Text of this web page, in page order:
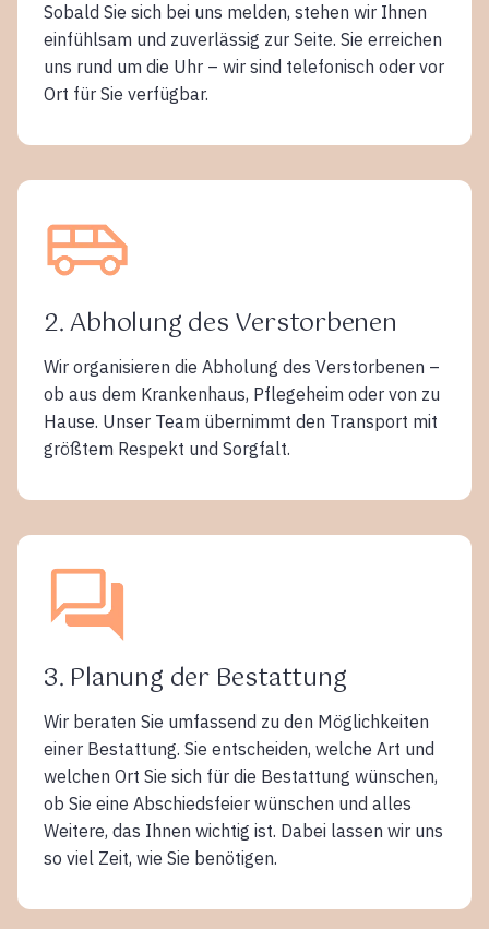
Sobald Sie sich bei uns melden, stehen wir Ihnen
einfühlsam und zuverlässig zur Seite. Sie erreichen
uns rund um die Uhr – wir sind telefonisch oder vor
Ort für Sie verfügbar.
2. Abholung des Verstorbenen
Wir organisieren die Abholung des Verstorbenen –
ob aus dem Krankenhaus, Pflegeheim oder von zu
Hause. Unser Team übernimmt den Transport mit
größtem Respekt und Sorgfalt.
3. Planung der Bestattung
Wir beraten Sie umfassend zu den Möglichkeiten
einer Bestattung. Sie entscheiden, welche Art und
welchen Ort Sie sich für die Bestattung wünschen,
ob Sie eine Abschiedsfeier wünschen und alles
Weitere, das Ihnen wichtig ist. Dabei lassen wir uns
so viel Zeit, wie Sie benötigen.